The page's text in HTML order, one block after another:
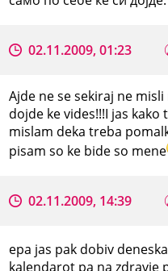
02.11.2009, 01:23
Ajde ne se sekiraj ne
dojde ke vides!!!I jas
mislam deka treba
pisam so ke bide so mene
02.11.2009, 14:39
epa jas pak dobiv
kalendarot pa na zdravje